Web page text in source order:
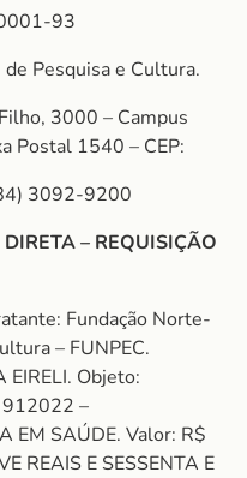
93
Pesquisa e Cultura.
3000 – Campus
Postal 1540 – CEP:
3092-9200
– REQUISIÇÃO
Fundação Norte-
– FUNPEC.
EIRELI. Objeto:
912022 –
EM SAÚDE. Valor: R$
REAIS E SESSENTA E